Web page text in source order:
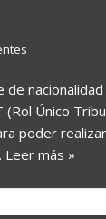
de
(Rol Único
poder
Leer más »